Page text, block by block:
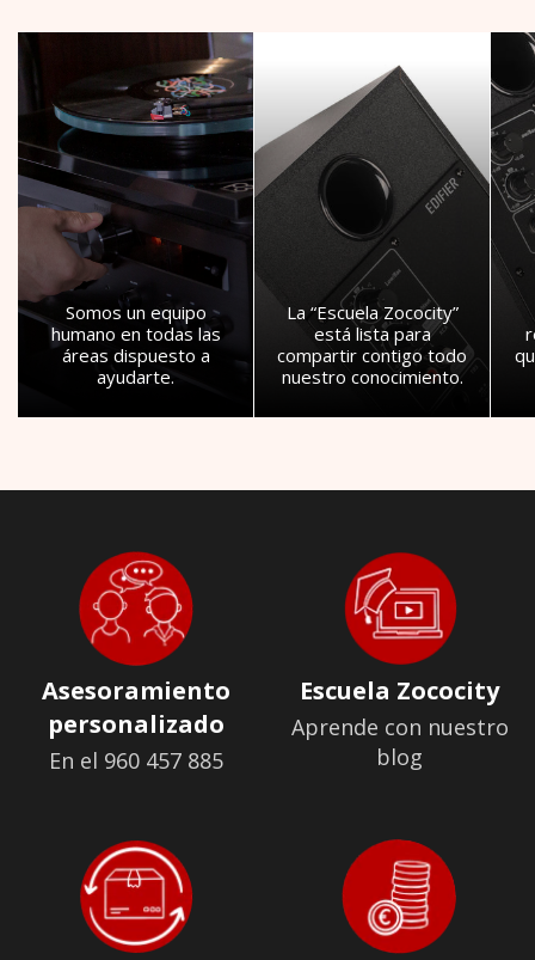
Somos un equipo
humano en todas las
áreas dispuesto a
ayudarte.
La “Escuela Zococity”
está lista para
compartir contigo todo
nuestro conocimiento.
Asesoramiento
personalizado
En el 960 457 885
Escuela Zococity
Aprende con nuestro
blog